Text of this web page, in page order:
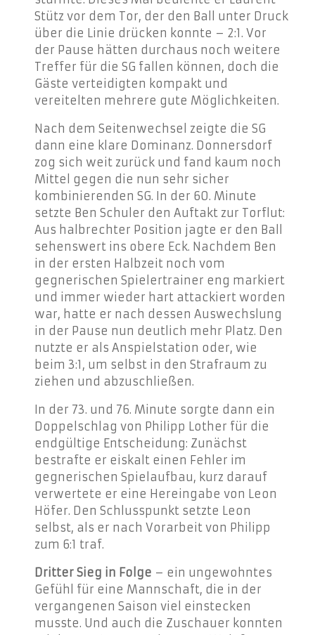
Stütz vor dem Tor, der den Ball unter Druck
über die Linie drücken konnte – 2:1. Vor
der Pause hätten durchaus noch weitere
Treffer für die SG fallen können, doch die
Gäste verteidigten kompakt und
vereitelten mehrere gute Möglichkeiten.
Nach dem Seitenwechsel zeigte die SG
dann eine klare Dominanz. Donnersdorf
zog sich weit zurück und fand kaum noch
Mittel gegen die nun sehr sicher
kombinierenden SG. In der 60. Minute
setzte Ben Schuler den Auftakt zur Torflut:
Aus halbrechter Position jagte er den Ball
sehenswert ins obere Eck. Nachdem Ben
in der ersten Halbzeit noch vom
gegnerischen Spielertrainer eng markiert
und immer wieder hart attackiert worden
war, hatte er nach dessen Auswechslung
in der Pause nun deutlich mehr Platz. Den
nutzte er als Anspielstation oder, wie
beim 3:1, um selbst in den Strafraum zu
ziehen und abzuschließen.
In der 73. und 76. Minute sorgte dann ein
Doppelschlag von Philipp Lother für die
endgültige Entscheidung: Zunächst
bestrafte er eiskalt einen Fehler im
gegnerischen Spielaufbau, kurz darauf
verwertete er eine Hereingabe von Leon
Höfer. Den Schlusspunkt setzte Leon
selbst, als er nach Vorarbeit von Philipp
zum 6:1 traf.
Dritter Sieg in Folge – ein ungewohntes
Gefühl für eine Mannschaft, die in der
vergangenen Saison viel einstecken
musste. Und auch die Zuschauer konnten